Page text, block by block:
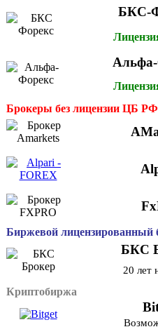
БКС-
Брокеры без лицензии ЦБ РФ
Биржевой лицензированный
БКС
20 лет
Криптобиржа